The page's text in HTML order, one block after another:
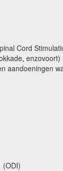
Cord
(ODI)